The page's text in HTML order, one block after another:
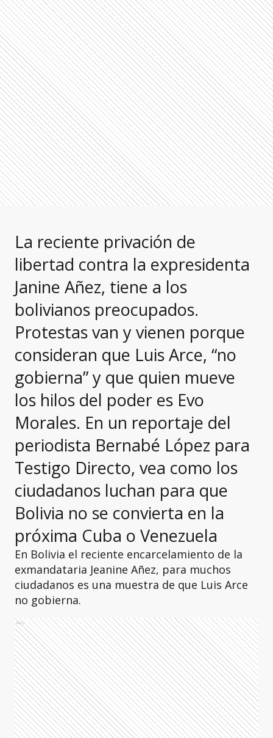
La reciente privación de
libertad contra la expresidenta
Janine Añez, tiene a los
bolivianos preocupados.
Protestas van y vienen porque
consideran que Luis Arce, “no
gobierna” y que quien mueve
los hilos del poder es Evo
Morales. En un reportaje del
periodista Bernabé López para
Testigo Directo, vea como los
ciudadanos luchan para que
Bolivia no se convierta en la
próxima Cuba o Venezuela
En Bolivia el reciente encarcelamiento de la
exmandataria Jeanine Añez, para muchos
ciudadanos es una muestra de que Luis Arce
no gobierna.
Ads